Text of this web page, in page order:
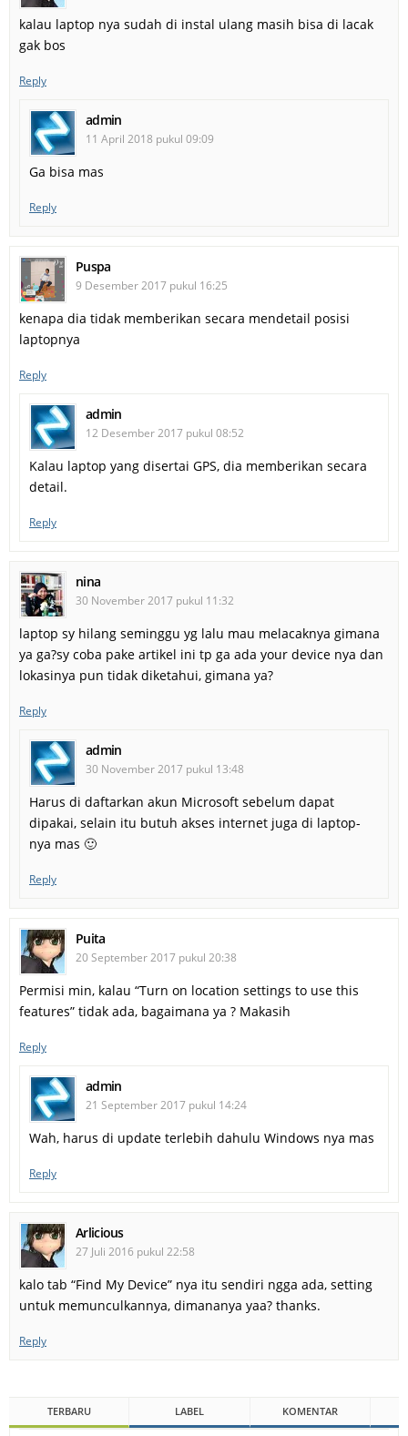
kalau laptop nya sudah di instal ulang masih bisa di lacak
gak bos
Reply
admin
11 April 2018 pukul 09:09
Ga bisa mas
Reply
Puspa
9 Desember 2017 pukul 16:25
kenapa dia tidak memberikan secara mendetail posisi
laptopnya
Reply
admin
12 Desember 2017 pukul 08:52
Kalau laptop yang disertai GPS, dia memberikan secara
detail.
Reply
nina
30 November 2017 pukul 11:32
laptop sy hilang seminggu yg lalu mau melacaknya gimana
ya ga?sy coba pake artikel ini tp ga ada your device nya dan
lokasinya pun tidak diketahui, gimana ya?
Reply
admin
30 November 2017 pukul 13:48
Harus di daftarkan akun Microsoft sebelum dapat
dipakai, selain itu butuh akses internet juga di laptop-
nya mas 🙂
Reply
Puita
20 September 2017 pukul 20:38
Permisi min, kalau “Turn on location settings to use this
features” tidak ada, bagaimana ya ? Makasih
Reply
admin
21 September 2017 pukul 14:24
Wah, harus di update terlebih dahulu Windows nya mas
Reply
Arlicious
27 Juli 2016 pukul 22:58
kalo tab “Find My Device” nya itu sendiri ngga ada, setting
untuk memunculkannya, dimananya yaa? thanks.
Reply
TERBARU LABEL KOMENTAR